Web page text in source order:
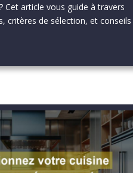
Cet article vous guide à travers
critères de sélection, et conseils